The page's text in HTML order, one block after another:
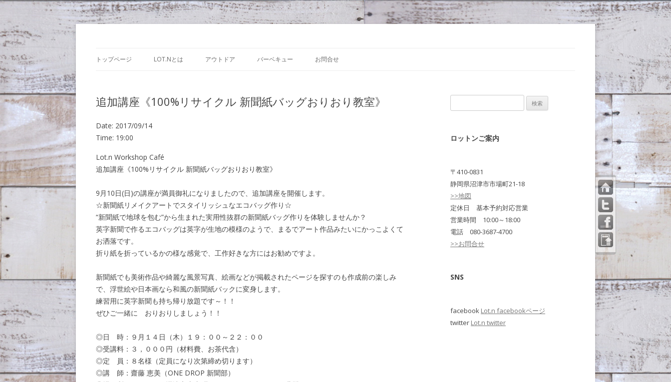
トップページ LOT.Nとは アウトドア バーベキュー お問合せ
追加講座《100%リサイクル 新聞紙バッグおりおり教室》
Date: 2017/09/14
Time: 19:00
Lot.n Workshop Café
追加講座《100%リサイクル 新聞紙バッグおりおり教室》
9月10日(日)の講座が満員御礼になりましたので、追加講座を開催します。
☆新聞紙リメイクアートでスタイリッシュなエコバッグ作り☆
“新聞紙で地球を包む”から生まれた実用性抜群の新聞紙バッグ作りを体験しませんか？
英字新聞で作るエコバッグは英字が生地の模様のようで、まるでアート作品みたいにかっこよくて
お洒落です。
折り紙を折っているかの様な感覚で、工作好きな方にはお勧めですよ。
新聞紙でも美術作品や綺麗な風景写真、絵画などが掲載されたページを探すのも作成前の楽しみ
で、浮世絵や日本画なら和風の新聞紙バックに変身します。
練習用に英字新聞も持ち帰り放題です～！！
ぜひご一緒に おりおりしましょう！！
◎日 時：９月１４日（木）１９：００～２２：００
◎受講料：３，０００円（材料費、お茶代含）
◎定 員：８名様（定員になり次第締め切ります）
◎講 師：齋藤 恵美（ONE DROP 新聞部）
索:
ロットンご案内
〒410-0831
静岡県沼津市市場町21-18
>>地図
定休日 基本予約対応営業
営業時間 10:00～18:00
電話 080-3687-4700
>>お問合せ
SNS
facebook Lot.n facebookページ
twitter Lot.n twitter
トッ
プペ
ージ
ペー
ジの
先頭
へ